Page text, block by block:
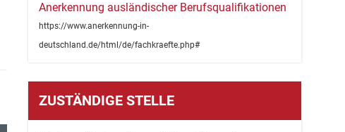
Anerkennung ausländischer Berufsqualifikationen
https://www.anerkennung-in-
deutschland.de/html/de/fachkraefte.php#
ZUSTÄNDIGE STELLE